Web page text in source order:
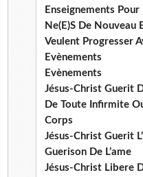
Enseignements Pour
Ne(E)S De Nouveau
Veulent Progresser
Evènements
Evènements
Jésus-Christ Guerit
De Toute Infirmite
Corps
Jésus-Christ Guerit
Guerison De L’ame
Jésus-Christ Libere